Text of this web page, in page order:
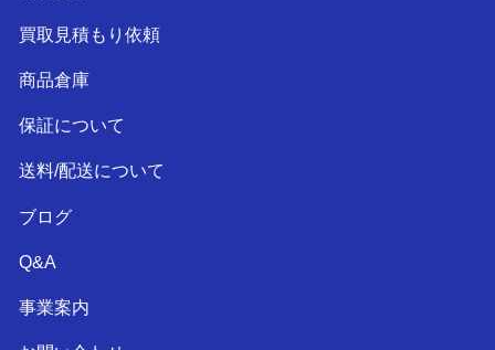
買取見積もり依頼
商品倉庫
保証について
送料/配送について
ブログ
Q&A
事業案内